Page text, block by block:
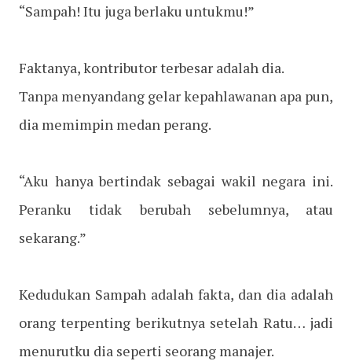
“Sampah! Itu juga berlaku untukmu!”
Faktanya, kontributor terbesar adalah dia.
Tanpa menyandang gelar kepahlawanan apa pun,
dia memimpin medan perang.
“Aku hanya bertindak sebagai wakil negara ini.
Peranku tidak berubah sebelumnya, atau
sekarang.”
Kedudukan Sampah adalah fakta, dan dia adalah
orang terpenting berikutnya setelah Ratu… jadi
menurutku dia seperti seorang manajer.